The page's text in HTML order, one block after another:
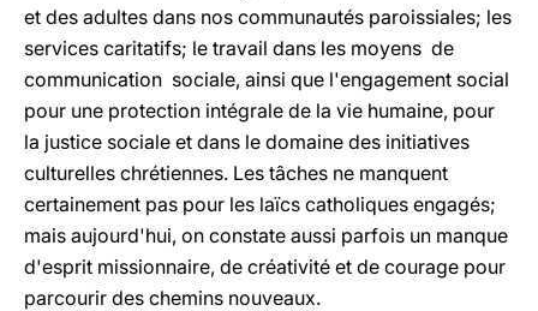
et des adultes dans nos communautés paroissiales; les
services caritatifs; le travail dans les moyens de
communication sociale, ainsi que l'engagement social
pour une protection intégrale de la vie humaine, pour
la justice sociale et dans le domaine des initiatives
culturelles chrétiennes. Les tâches ne manquent
certainement pas pour les laïcs catholiques engagés;
mais aujourd'hui, on constate aussi parfois un manque
d'esprit missionnaire, de créativité et de courage pour
parcourir des chemins nouveaux.